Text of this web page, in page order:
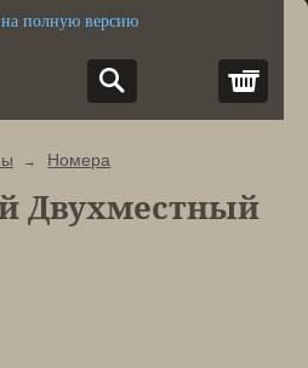
полную версию
→ Номера
Двухместный